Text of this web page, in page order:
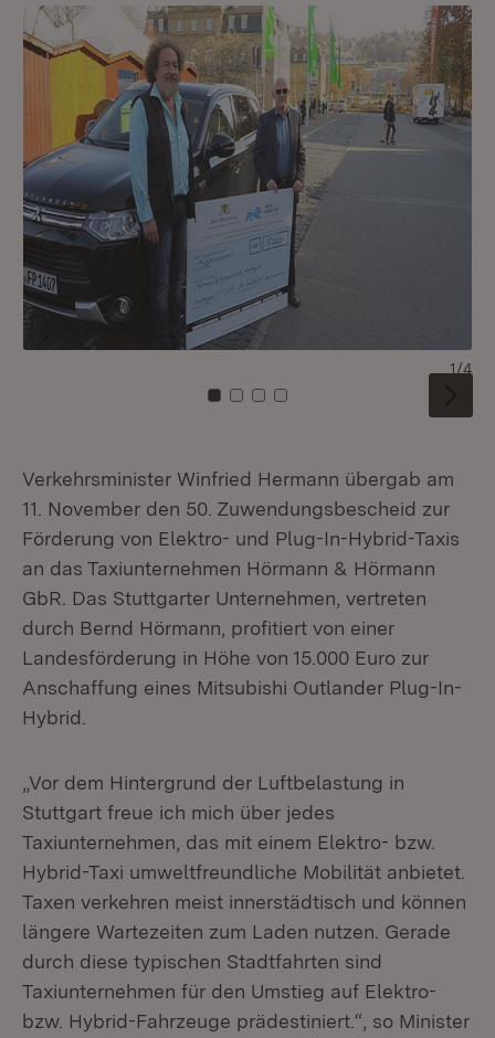
Zu Kachel: 0
Zu Kachel: 1
Zu Kachel: 2
Zu Kachel: 3
1/4
Verkehrsminister Winfried Hermann übergab am
11. November den 50. Zuwendungsbescheid zur
Förderung von Elektro- und Plug-In-Hybrid-Taxis
an das Taxiunternehmen Hörmann & Hörmann
GbR. Das Stuttgarter Unternehmen, vertreten
durch Bernd Hörmann, profitiert von einer
Landesförderung in Höhe von 15.000 Euro zur
Anschaffung eines Mitsubishi Outlander Plug-In-
Hybrid.
„Vor dem Hintergrund der Luftbelastung in
Stuttgart freue ich mich über jedes
Taxiunternehmen, das mit einem Elektro- bzw.
Hybrid-Taxi umweltfreundliche Mobilität anbietet.
Taxen verkehren meist innerstädtisch und können
längere Wartezeiten zum Laden nutzen. Gerade
durch diese typischen Stadtfahrten sind
Taxiunternehmen für den Umstieg auf Elektro-
bzw. Hybrid-Fahrzeuge prädestiniert.“, so Minister